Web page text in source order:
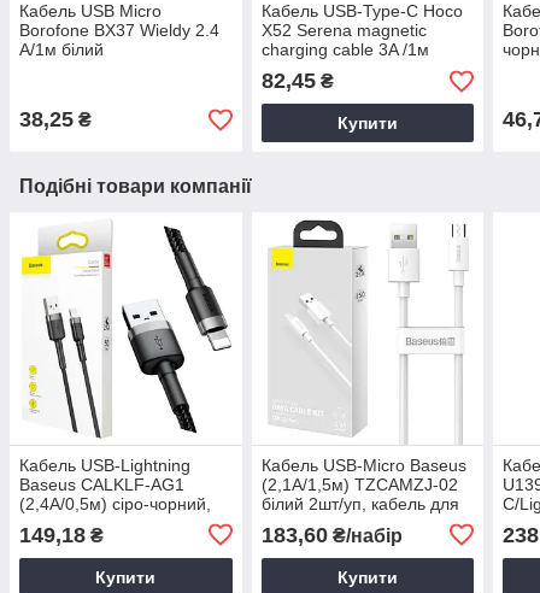
Кабель USB Micro
Borofone BX37 Wieldy 2.4
A/1м білий
38,25 ₴
Кабель USB-Type-C Hoco
X52 Serena magnetic
charging cable 3A /1м
чорний
82,45₴
Купити
Подібні товари компанії
Кабель USB-Lightning
Baseus CALKLF-AG1
(2,4А/0,5м) сіро-чорний,
iPhone
149,18 ₴
Купити
Кабель USB-Micro Baseus
(2,1A/1,5м) TZCAMZJ-02
білий 2шт/уп, кабель для
183,60₴/набір
Купити
C/
238